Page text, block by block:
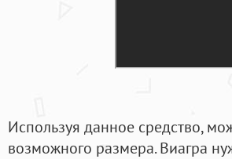
Используя данное средство,
возможного размера. Виагра